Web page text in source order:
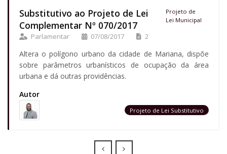
Substitutivo ao Projeto de Lei
Complementar Nº 070/2017
Projeto de
Lei Municipal
Parlamentar 07/08/2017 2
Altera o polígono urbano da cidade de Mariana, dispõe
sobre parâmetros urbanísticos de ocupação da área
urbana e dá outras providências.
Autor
Projeto de Lei Substitutivo
Prev Next